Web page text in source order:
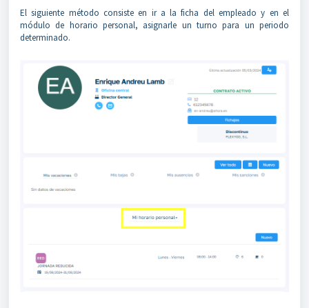
El siguiente método consiste en ir a la ficha del empleado y en el
módulo de horario personal, asignarle un turno para un periodo
determinado.